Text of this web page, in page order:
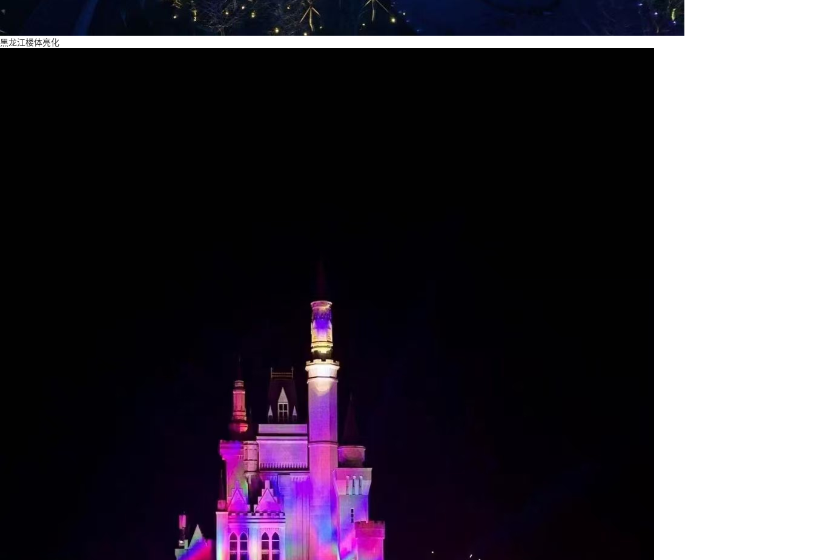
黑龙江楼体亮化